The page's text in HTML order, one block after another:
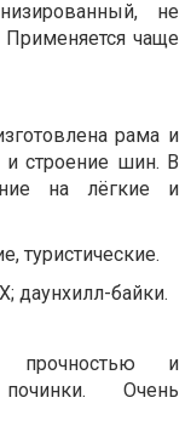
не
чаще
рама и
и строение шин. В
на лёгкие и
туристические.
даунхилл-байки.
и
Очень